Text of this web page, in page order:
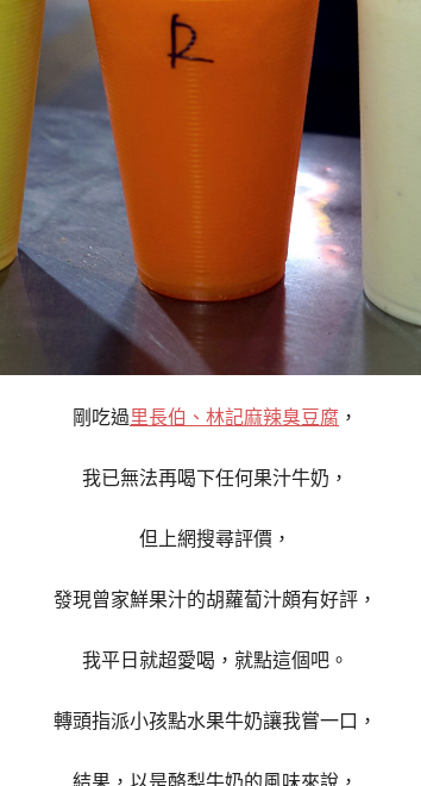
剛吃過里長伯、林記麻辣臭豆腐 ，
我已無法再喝下任何果汁牛奶，
但上網搜尋評價，
發現曾家鮮果汁的胡蘿蔔汁頗有好評，
我平日就超愛喝，就點這個吧。
轉頭指派小孩點水果牛奶讓我嘗一口，
結果，以是酪梨牛奶的風味來說，